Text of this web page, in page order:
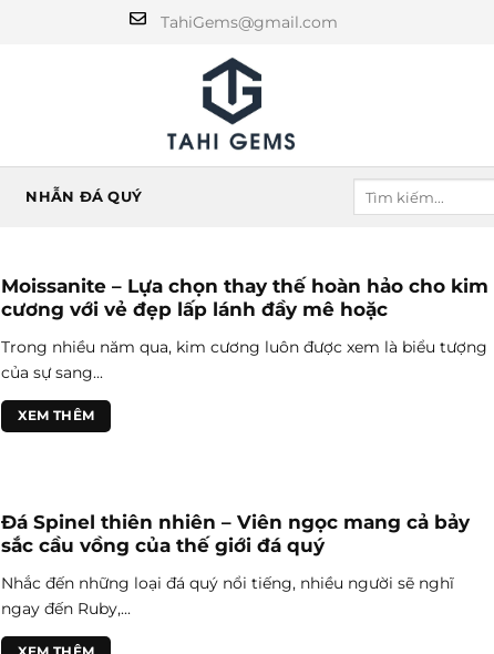
TahiGems@gmail.com
NHẪN ĐÁ QUÝ
Moissanite – Lựa chọn thay thế hoàn hảo cho kim
cương với vẻ đẹp lấp lánh đầy mê hoặc
Trong nhiều năm qua, kim cương luôn được xem là biểu tượng
của sự sang...
XEM THÊM
Đá Spinel thiên nhiên – Viên ngọc mang cả bảy
sắc cầu vồng của thế giới đá quý
Nhắc đến những loại đá quý nổi tiếng, nhiều người sẽ nghĩ
ngay đến Ruby,...